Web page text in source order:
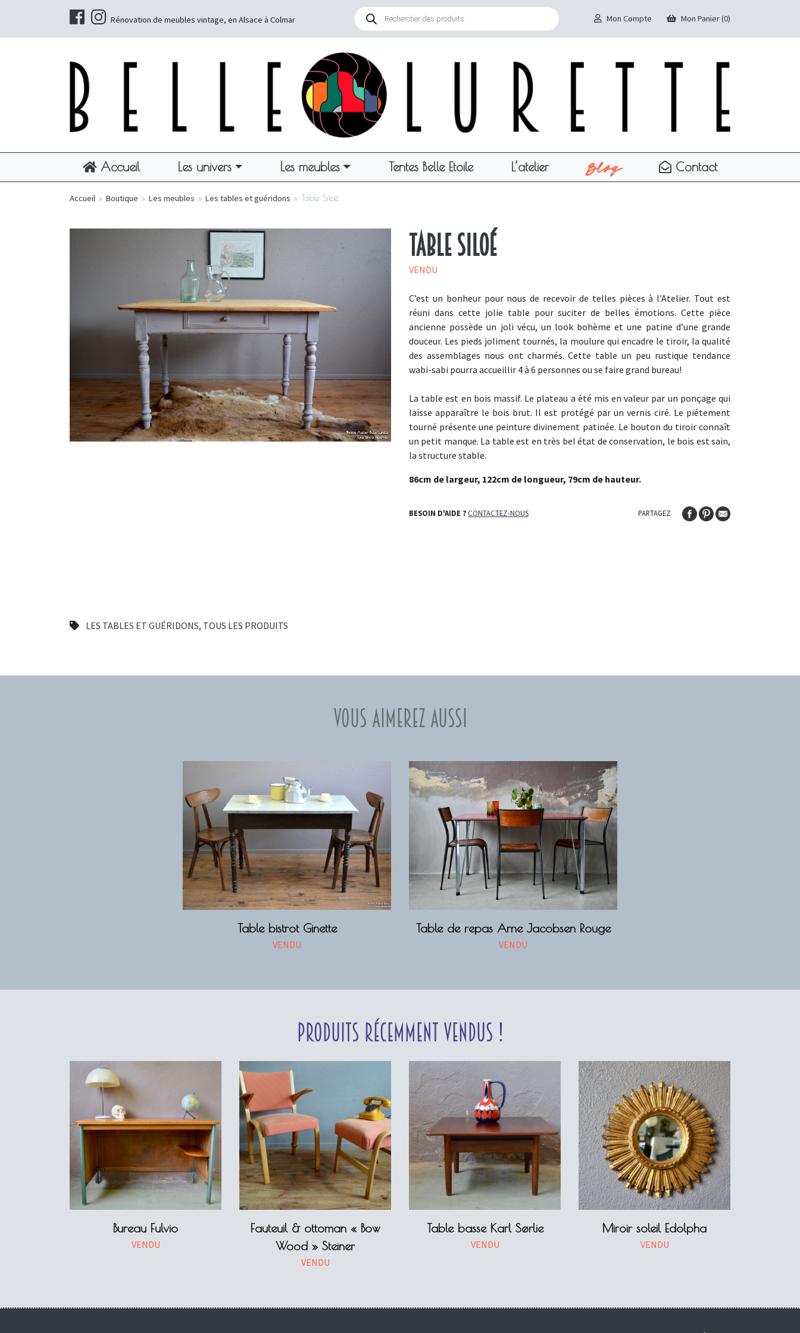
Rénovation de meubles vintage, en Alsace à Colmar
Recherche
produits
Mon Compte Mon Panier (0)
Accueil Les univers Les meubles Tentes Belle Etoile L’atelier Blog Contact
Accueil » Boutique » Les meubles » Les tables et guéridons » Table Siloé
LES TABLES ET GUÉRIDONS, TOUS LES PRODUITS
Table Siloé
VENDU
C’est un bonheur pour nous de recevoir de telles pièces à l’Atelier. Tout est
réuni dans cette jolie table pour suciter de belles émotions. Cette pièce
ancienne possède un joli vécu, un look bohème et une patine d’une grande
douceur. Les pieds joliment tournés, la moulure qui encadre le tiroir, la qualité
des assemblages nous ont charmés. Cette table un peu rustique tendance
wabi-sabi pourra accueillir 4 à 6 personnes ou se faire grand bureau!
La table est en bois massif. Le plateau a été mis en valeur par un ponçage qui
laisse apparaître le bois brut. Il est protégé par un vernis ciré. Le piétement
tourné présente une peinture divinement patinée. Le bouton du tiroir connaît
un petit manque. La table est en très bel état de conservation, le bois est sain,
la structure stable.
86cm de largeur, 122cm de longueur, 79cm de hauteur.
BESOIN D'AIDE ?CONTACTEZ-NOUS PARTAGEZ
Vous aimerez aussi
Table bistrot Ginette
VENDU
Table de repas Arne Jacobsen Rouge
VENDU
Produits récemment vendus !
Bureau Fulvio
VENDU
Fauteuil & ottoman « Bow
Wood » Steiner
VENDU
Table basse Karl Sørlie
VENDU
Miroir soleil Edolpha
VENDU